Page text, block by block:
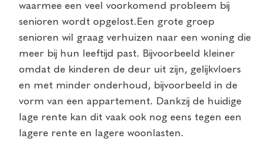
waarmee een veel voorkomend probleem bij
senioren wordt opgelost. Een grote groep
senioren wil graag verhuizen naar een woning die
meer bij hun leeftijd past. Bijvoorbeeld kleiner
omdat de kinderen de deur uit zijn, gelijkvloers
en met minder onderhoud, bijvoorbeeld in de
vorm van een appartement. Dankzij de huidige
lage rente kan dit vaak ook nog eens tegen een
lagere rente en lagere woonlasten.